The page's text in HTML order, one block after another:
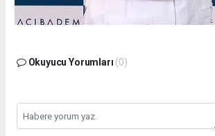
Okuyucu Yorumları (0)